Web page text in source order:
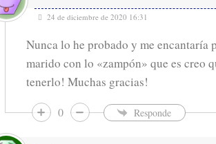
24 de diciembre de 2020 16:31
Nunca lo he probado y me encantaría
marido con lo «zampón» que es creo
tenerlo! Muchas gracias!
0 Responde